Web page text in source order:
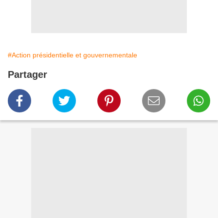
#Action présidentielle et gouvernementale
Partager